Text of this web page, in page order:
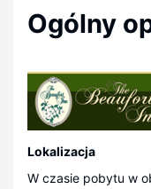
Ogólny
Lokalizacja
W czasie pobytu w